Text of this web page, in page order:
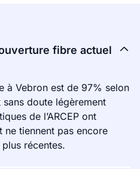
fibre actuel
à Vebron est de 97% selon
sans doute légèrement
de l’ARCEP ont
ne tiennent pas encore
récentes.